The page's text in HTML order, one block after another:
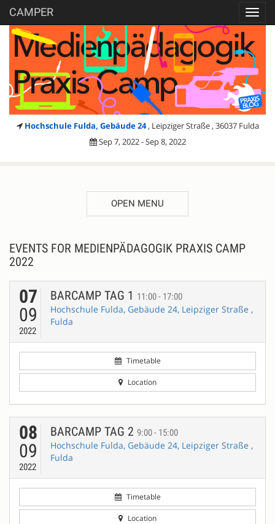
CAMPER
Hochschule Fulda, Gebäude 24 , Leipziger Straße , 36037 Fulda
Sep 7, 2022 - Sep 8, 2022
OPEN MENU
EVENTS FOR MEDIENPÄDAGOGIK PRAXIS CAMP
2022
07
09
2022
BARCAMP TAG 1 11:00 - 17:00
Hochschule Fulda, Gebäude 24, Leipziger Straße ,
Fulda
Timetable
Location
08
09
2022
BARCAMP TAG 2 9:00 - 15:00
Hochschule Fulda, Gebäude 24, Leipziger Straße ,
Fulda
Timetable
Location